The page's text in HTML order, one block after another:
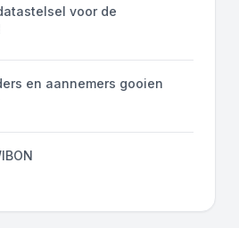
voor de
en aannemers gooien